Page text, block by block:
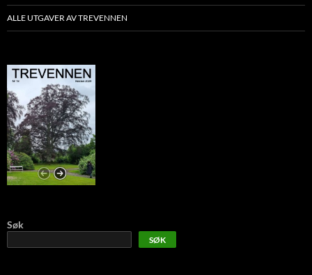
ALLE UTGAVER AV TREVENNEN
Søk
SØK